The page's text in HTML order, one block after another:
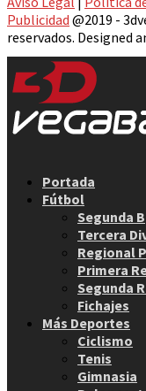
Publicidad @2019 -
reservados. Designed
Portada
Fútbol
Segunda B
Tercera
Regional
Primera
Segunda
Fichajes
Más Deportes
Ciclismo
Tenis
Gimnasia